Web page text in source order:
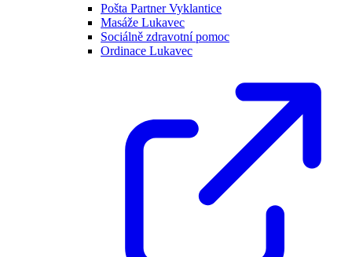
Pošta Partner Vyklantice
Masáže Lukavec
Sociálně zdravotní pomoc
Ordinace Lukavec